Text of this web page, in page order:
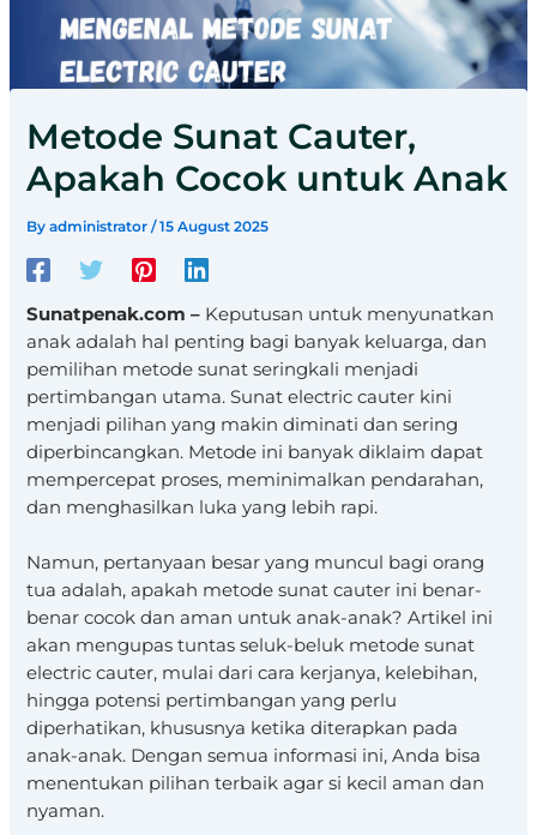
Metode Sunat Cauter,
Apakah Cocok untuk Anak
Byadministrator/15 August 2025
Sunatpenak.com – Keputusan untuk menyunatkan
anak adalah hal penting bagi banyak keluarga, dan
pemilihan metode sunat seringkali menjadi
pertimbangan utama. Sunat electric cauter kini
menjadi pilihan yang makin diminati dan sering
diperbincangkan. Metode ini banyak diklaim dapat
mempercepat proses, meminimalkan pendarahan,
dan menghasilkan luka yang lebih rapi.
Namun, pertanyaan besar yang muncul bagi orang
tua adalah, apakah metode sunat cauter ini benar-
benar cocok dan aman untuk anak-anak? Artikel ini
akan mengupas tuntas seluk-beluk metode sunat
electric cauter, mulai dari cara kerjanya, kelebihan,
hingga potensi pertimbangan yang perlu
diperhatikan, khususnya ketika diterapkan pada
anak-anak. Dengan semua informasi ini, Anda bisa
menentukan pilihan terbaik agar si kecil aman dan
nyaman.